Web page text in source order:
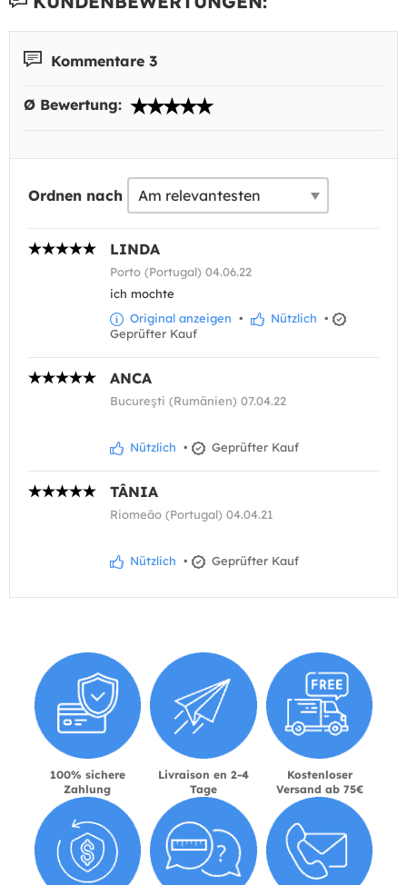
Kommentare 3
Ø Bewertung:
Ordnen nach
LINDA
Porto (Portugal) 04.06.22
ich mochte
Original anzeigen • Nützlich •
Geprüfter Kauf
ANCA
Bucureşti (Rumänien) 07.04.22
Nützlich • Geprüfter Kauf
TÂNIA
Riomeão (Portugal) 04.04.21
Nützlich • Geprüfter Kauf
100% sichere
Zahlung
Livraison en 2-4
Tage
Kostenloser
Versand ab 75€